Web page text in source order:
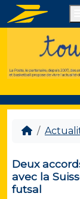
Deux
avec la
futsal